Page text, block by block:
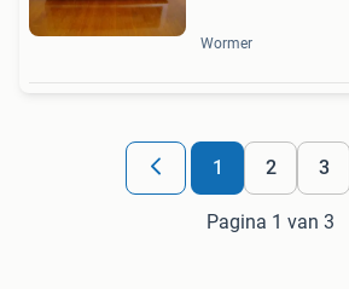
Wormer
1 2 3
Pagina 1 van 3